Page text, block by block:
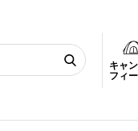
キャ
フィ